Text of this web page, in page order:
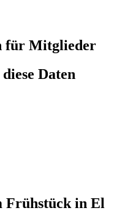
für Mitglieder
Daten
Frühstück in El